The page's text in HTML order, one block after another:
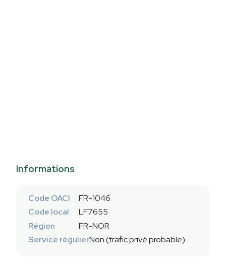
Informations
Code OACI
FR-1046
Code local
LF7655
Région
FR-NOR
Service régulierNon (trafic privé probable)